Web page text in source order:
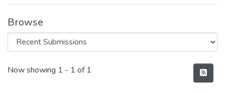
Browse
Recent Submissions
Now showing 1 - 1 of 1